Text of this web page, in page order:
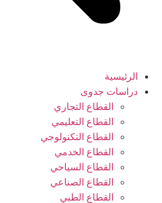
الرئيسية
دراسات جدوى
القطاع التجاري
القطاع التعليمي
القطاع التكنولوجي
القطاع الخدمي
القطاع السياحي
القطاع الصناعي
القطاع الطبي